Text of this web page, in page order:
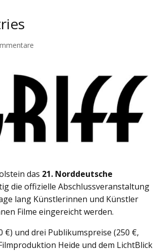
das 21. Norddeutsche
die offizielle Abschlussveranstaltung
lang Künstlerinnen und Künstler
Filme eingereicht werden.
€) und drei Publikumspreise (250 €,
Heide und dem LichtBlick